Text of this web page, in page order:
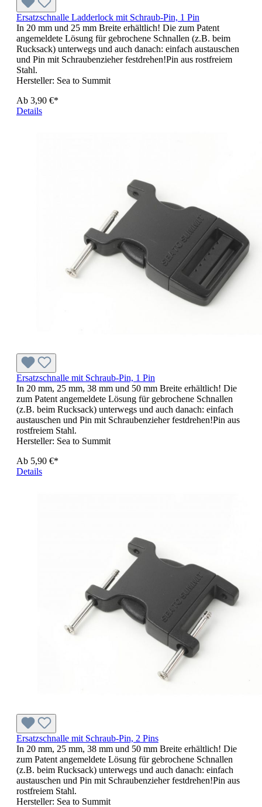
Ersatzschnalle Ladderlock mit Schraub-Pin, 1 Pin
In 20 mm und 25 mm Breite erhältlich! Die zum Patent
angemeldete Lösung für gebrochene Schnallen (z.B. beim
Rucksack) unterwegs und auch danach: einfach austauschen
und Pin mit Schraubenzieher festdrehen!Pin aus rostfreiem
Stahl.
Hersteller: Sea to Summit
Ab 3,90 €*
Details
Ersatzschnalle mit Schraub-Pin, 1 Pin
In 20 mm, 25 mm, 38 mm und 50 mm Breite erhältlich! Die
zum Patent angemeldete Lösung für gebrochene Schnallen
(z.B. beim Rucksack) unterwegs und auch danach: einfach
austauschen und Pin mit Schraubenzieher festdrehen!Pin aus
rostfreiem Stahl.
Hersteller: Sea to Summit
Ab 5,90 €*
Details
Ersatzschnalle mit Schraub-Pin, 2 Pins
In 20 mm, 25 mm, 38 mm und 50 mm Breite erhältlich! Die
zum Patent angemeldete Lösung für gebrochene Schnallen
(z.B. beim Rucksack) unterwegs und auch danach: einfach
austauschen und Pin mit Schraubenzieher festdrehen!Pin aus
rostfreiem Stahl.
Hersteller: Sea to Summit